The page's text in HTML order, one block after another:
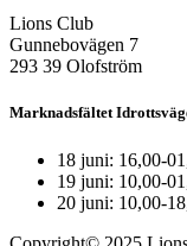
Lions Club
Gunnebovägen 7
293 39 Olofström
Marknadsfältet
18 juni: 16,00-
19 juni: 10,00-
20 juni: 10,00-